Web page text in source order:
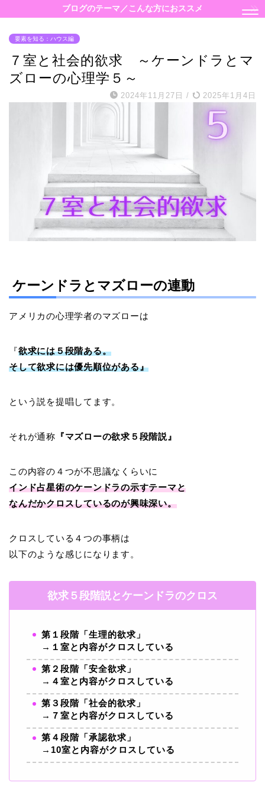
ブログのテーマ／こんな方におススメ
要素を知る：ハウス編
７室と社会的欲求 ～ケーンドラとマ
ズローの心理学５～
2024年11月27日 / 2025年1月4日
ケーンドラとマズローの連動
アメリカの心理学者のマズローは
『欲求には５段階ある。
そして欲求には優先順位がある』
という説を提唱してます。
それが通称 『マズローの欲求５段階説』
この内容の４つが不思議なくらいに
インド占星術のケーンドラの示すテーマと
なんだかクロスしているのが興味深い。
クロスしている４つの事柄は
以下のような感じになります。
欲求５段階説とケーンドラのクロス
第１段階「生理的欲求」
→１室と内容がクロスしている
第２段階「安全欲求」
→４室と内容がクロスしている
第３段階「社会的欲求」
→７室と内容がクロスしている
第４段階「承認欲求」
→10室と内容がクロスしている